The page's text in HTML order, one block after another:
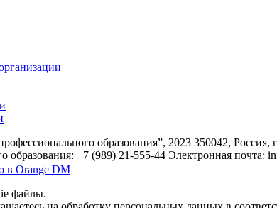
образования”, 2023 350042, Россия,
образования: +7 (989) 21-555-44 Электронная почта:
в Orange DM
файлы.